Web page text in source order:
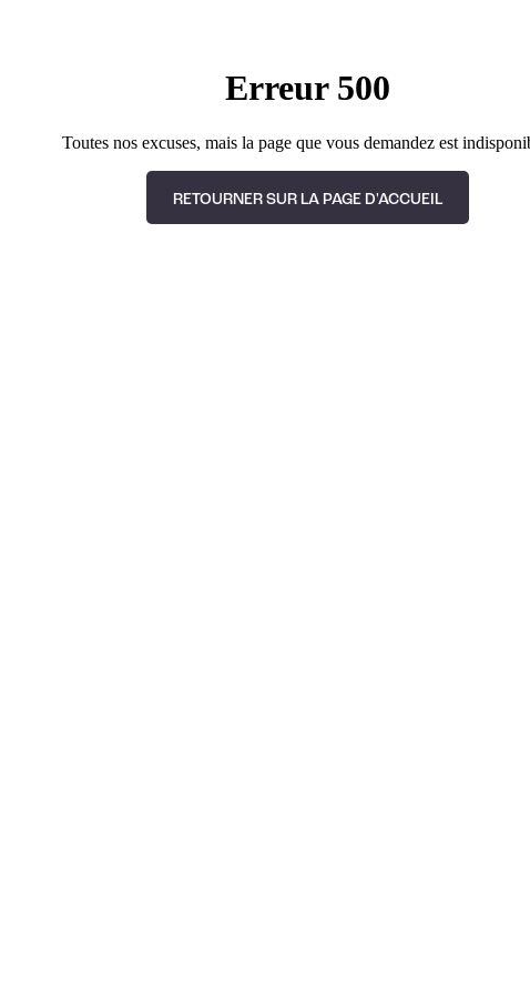
Erreur 500
Toutes nos excuses, mais la page que vous demandez est
RETOURNER SUR LA PAGE D'ACCUEIL